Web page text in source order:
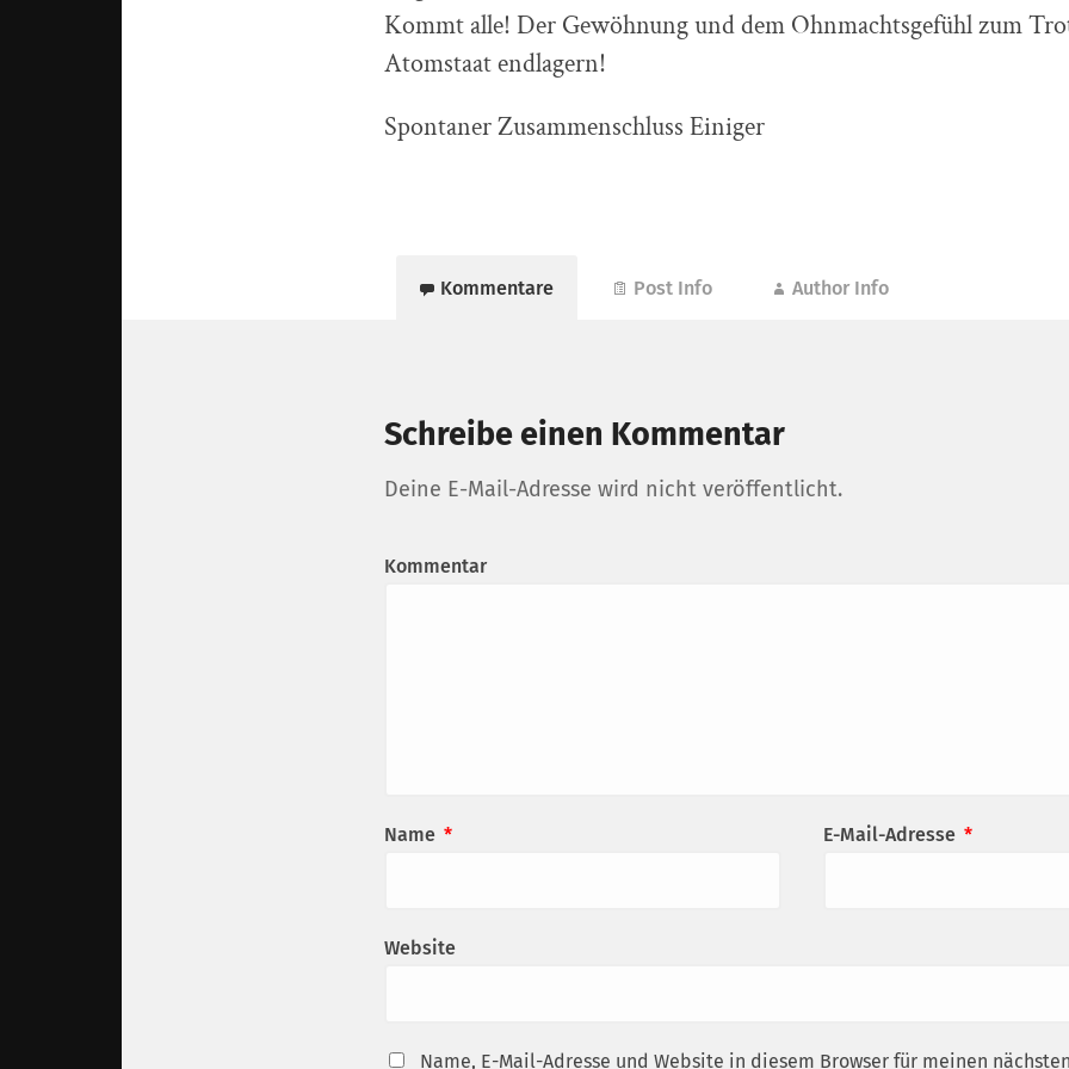
Kommt alle! Der Gewöhnung und dem Ohnmachtsgefühl zum
Atomstaat endlagern!
Spontaner Zusammenschluss Einiger
Kommentare Post Info Author Info
Schreibe einen Kommentar
Deine E-Mail-Adresse wird nicht veröffentlicht.
Kommentar
Name * E-Mail-Adresse *
Website
Name, E-Mail-Adresse und Website in diesem Browser für meinen